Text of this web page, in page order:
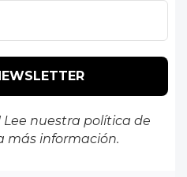
Lee nuestra política de
más información.